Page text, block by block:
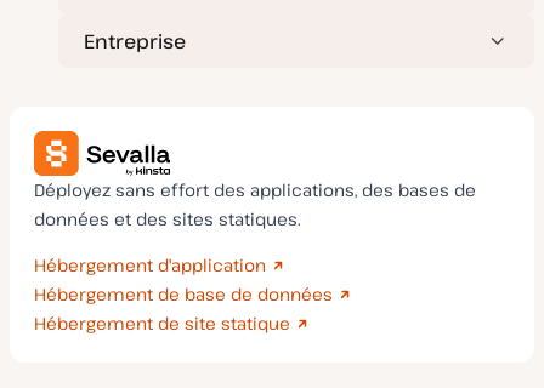
Entreprise
Déployez sans effort des applications, des bases de
données et des sites statiques.
Hébergement d'application
Hébergement de base de données
Hébergement de site statique